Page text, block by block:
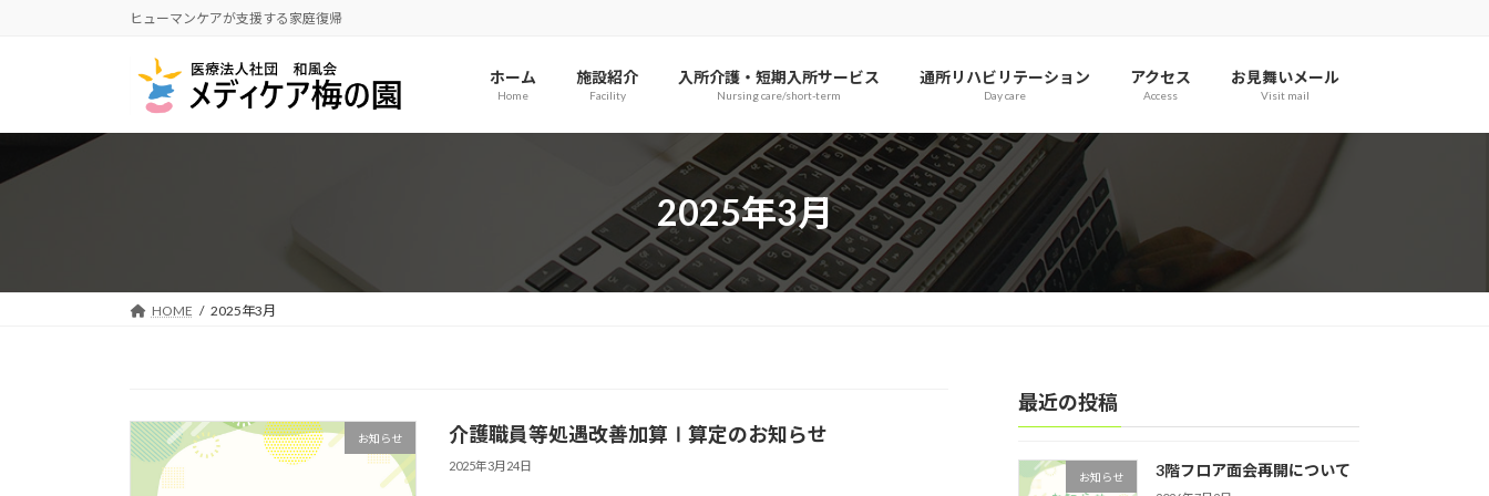
ス
ン
ヒューマンケアが支援する家庭復帰
ホーム
Home
施設紹介
Facility
入所介護・短期入所サービス
Nursing care/short-term
通所リハビリテーション
Day care
アクセス
Access
お見舞いメール
Visit mail
2025年3月
HOME 2025年3月
お知らせ 介護職員等処遇改善加算Ⅰ算定のお知らせ
2025年3月24日
最近の投稿
お知らせ 3階フロア面会再開について